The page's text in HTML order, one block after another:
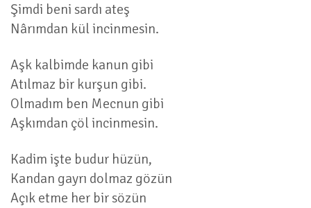
Şimdi beni sardı ateş
Nârımdan kül incinmesin.
Aşk kalbimde kanun gibi
Atılmaz bir kurşun gibi.
Olmadım ben Mecnun gibi
Aşkımdan çöl incinmesin.
Kadim işte budur hüzün,
Kandan gayrı dolmaz gözün
Açık etme her bir sözün